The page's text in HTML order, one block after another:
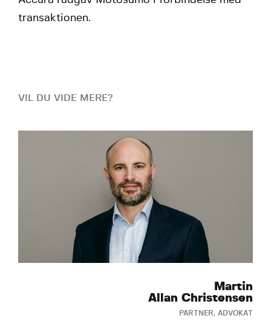
transaktionen.
VIL DU VIDE MERE?
Martin
Allan Christensen
PARTNER, ADVOKAT